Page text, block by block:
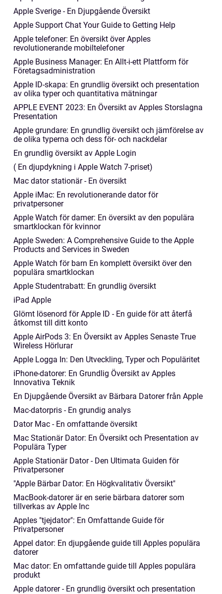
Apple Sverige - En Djupgående Översikt
Apple Support Chat Your Guide to Getting Help
Apple telefoner: En översikt över Apples
revolutionerande mobiltelefoner
Apple Business Manager: En Allt-i-ett Plattform för
Företagsadministration
Apple ID-skapa: En grundlig översikt och presentation
av olika typer och quantitativa mätningar
APPLE EVENT 2023: En Översikt av Apples Storslagna
Presentation
Apple grundare: En grundlig översikt och jämförelse av
de olika typerna och dess för- och nackdelar
En grundlig översikt av Apple Login
( En djupdykning i Apple Watch 7-priset)
Mac dator stationär - En översikt
Apple iMac: En revolutionerande dator för
privatpersoner
Apple Watch för damer: En översikt av den populära
smartklockan för kvinnor
Apple Sweden: A Comprehensive Guide to the Apple
Products and Services in Sweden
Apple Watch för barn En komplett översikt över den
populära smartklockan
Apple Studentrabatt: En grundlig översikt
iPad Apple
Glömt lösenord för Apple ID - En guide för att återfå
åtkomst till ditt konto
Apple AirPods 3: En Översikt av Apples Senaste True
Wireless Hörlurar
Apple Logga In: Den Utveckling, Typer och Populäritet
iPhone-datorer: En Grundlig Översikt av Apples
Innovativa Teknik
En Djupgående Översikt av Bärbara Datorer från Apple
Mac-datorpris - En grundig analys
Dator Mac - En omfattande översikt
Mac Stationär Dator: En Översikt och Presentation av
Populära Typer
Apple Stationär Dator - Den Ultimata Guiden för
Privatpersoner
"Apple Bärbar Dator: En Högkvalitativ Översikt"
MacBook-datorer är en serie bärbara datorer som
tillverkas av Apple Inc
Apples "tjejdator": En Omfattande Guide för
Privatpersoner
Appel dator: En djupgående guide till Apples populära
datorer
Mac dator: En omfattande guide till Apples populära
produkt
Apple datorer - En grundlig översikt och presentation